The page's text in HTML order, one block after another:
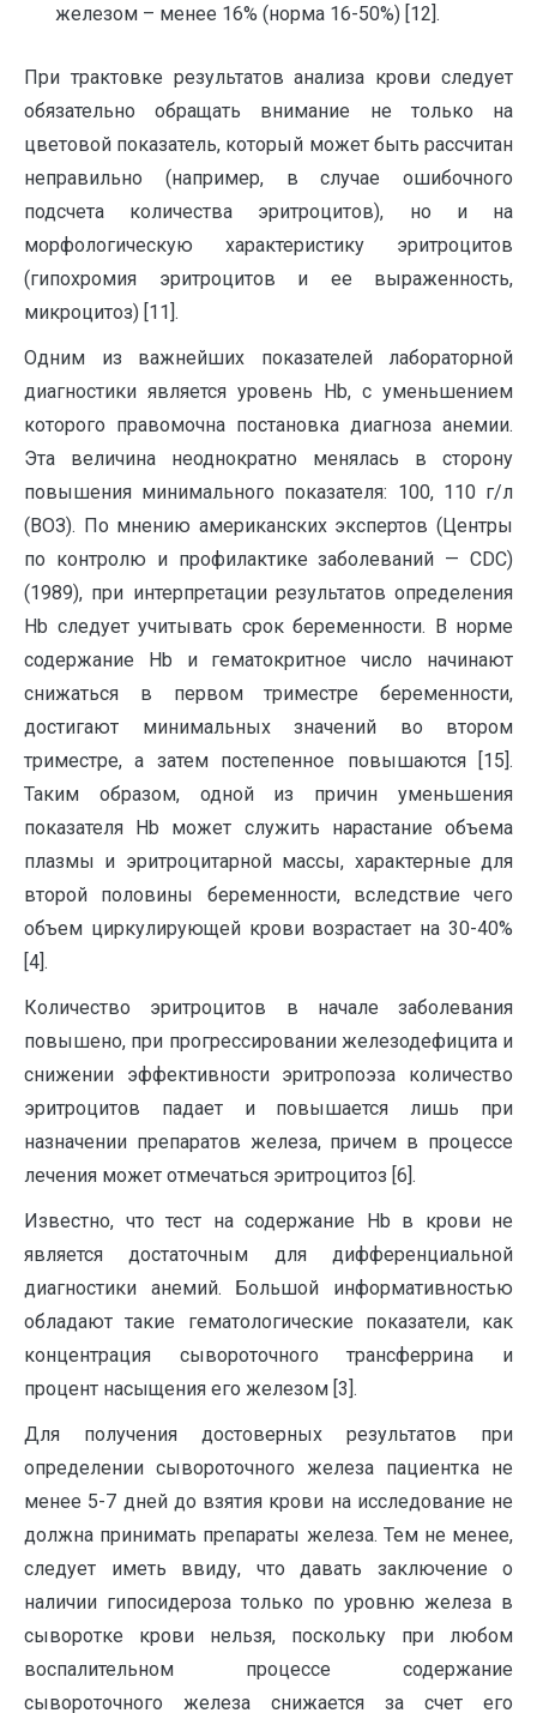
железом – менее 16% (норма 16-50%) [12].
При трактовке результатов анализа крови следует
обязательно обращать внимание не только на
цветовой показатель, который может быть рассчитан
неправильно (например, в случае ошибочного
подсчета количества эритроцитов), но и на
морфологическую характеристику эритроцитов
(гипохромия эритроцитов и ее выраженность,
микроцитоз) [11].
Одним из важнейших показателей лабораторной
диагностики является уровень Hb, с уменьшением
которого правомочна постановка диагноза анемии.
Эта величина неоднократно менялась в сторону
повышения минимального показателя: 100, 110 г/л
(ВОЗ). По мнению американских экспертов (Центры
по контролю и профилактике заболеваний — CDC)
(1989), при интерпретации результатов определения
Hb следует учитывать срок беременности. В норме
содержание Hb и гематокритное число начинают
снижаться в первом триместре беременности,
достигают минимальных значений во втором
триместре, а затем постепенное повышаются [15].
Таким образом, одной из причин уменьшения
показателя Hb может служить нарастание объема
плазмы и эритроцитарной массы, характерные для
второй половины беременности, вследствие чего
объем циркулирующей крови возрастает на 30-40%
[4].
Количество эритроцитов в начале заболевания
повышено, при прогрессировании железодефицита и
снижении эффективности эритропоэза количество
эритроцитов падает и повышается лишь при
назначении препаратов железа, причем в процессе
лечения может отмечаться эритроцитоз [6].
Известно, что тест на содержание Hb в крови не
является достаточным для дифференциальной
диагностики анемий. Большой информативностью
обладают такие гематологические показатели, как
концентрация сывороточного трансферрина и
процент насыщения его железом [3].
Для получения достоверных результатов при
определении сывороточного железа пациентка не
менее 5-7 дней до взятия крови на исследование не
должна принимать препараты железа. Тем не менее,
следует иметь ввиду, что давать заключение о
наличии гипосидероза только по уровню железа в
сыворотке крови нельзя, поскольку при любом
воспалительном процессе содержание
сывороточного железа снижается за счет его